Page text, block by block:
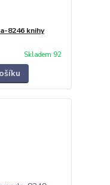
8246 knihy
Skladem 92